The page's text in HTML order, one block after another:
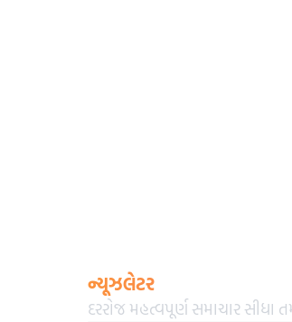
ન્યૂઝલેટર
દરરોજ મહત્વપૂર્ણ સમાચાર સીધા